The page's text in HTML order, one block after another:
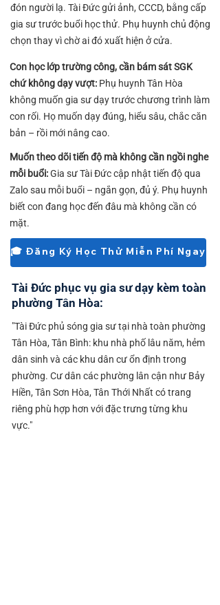
đón người lạ. Tài Đức gửi ảnh, CCCD, bằng cấp
gia sư trước buổi học thử. Phụ huynh chủ động
chọn thay vì chờ ai đó xuất hiện ở cửa.
Con học lớp trường công, cần bám sát SGK
chứ không dạy vượt: Phụ huynh Tân Hòa
không muốn gia sư dạy trước chương trình làm
con rối. Họ muốn dạy đúng, hiểu sâu, chắc căn
bản – rồi mới nâng cao.
Muốn theo dõi tiến độ mà không cần ngồi nghe
mỗi buổi:Gia sư Tài Đức cập nhật tiến độ qua
Zalo sau mỗi buổi – ngắn gọn, đủ ý. Phụ huynh
biết con đang học đến đâu mà không cần có
mặt.
🎓 Đăng Ký Học Thử Miễn Phí Ngay
Tài Đức phục vụ gia sư dạy kèm toàn
phường Tân Hòa:
"Tài Đức phủ sóng gia sư tại nhà toàn phường
Tân Hòa, Tân Bình: khu nhà phố lâu năm, hẻm
dân sinh và các khu dân cư ổn định trong
phường. Cư dân các phường lân cận như Bảy
Hiền, Tân Sơn Hòa, Tân Thới Nhất có trang
riêng phù hợp hơn với đặc trưng từng khu
vực."